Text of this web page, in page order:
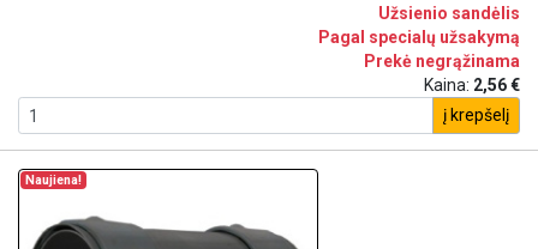
Užsienio sandėlis
Pagal specialų užsakymą
Prekė negrąžinama
Kaina: 2,56 €
į krepšelį
Naujiena!